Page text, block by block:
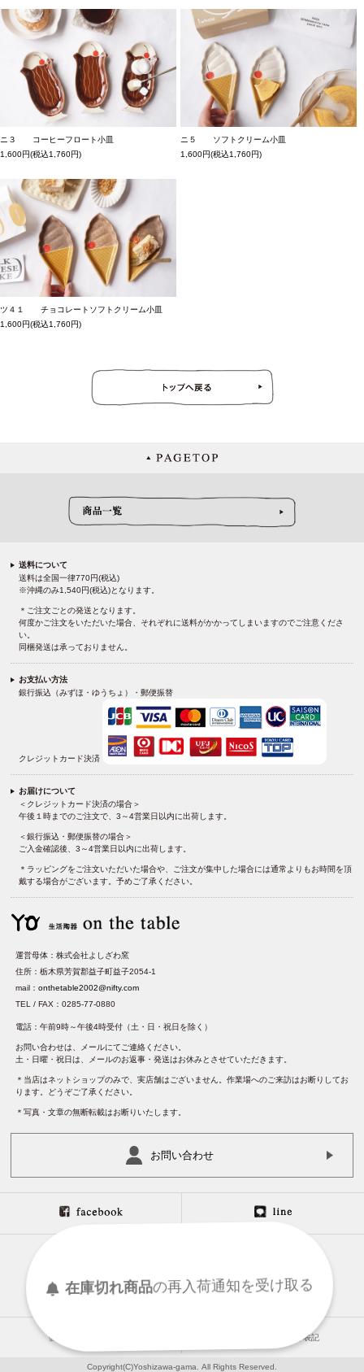
ニ３ コーヒーフロート小皿
1,600円(税込1,760円)
ニ５ ソフトクリーム小皿
1,600円(税込1,760円)
ツ４１ チョコレートソフトクリーム小皿
1,600円(税込1,760円)
送料について
送料は全国一律770円(税込)
※沖縄のみ1,540円(税込)となります。
＊ご注文ごとの発送となります。
何度かご注文をいただいた場合、それぞれに送料がかかってしまいますのでご注意くださ
い。
同梱発送は承っておりません。
お支払い方法
銀行振込（みずほ・ゆうちょ）・郵便振替
クレジットカード決済
お届けについて
＜クレジットカード決済の場合＞
午後１時までのご注文で、3～4営業日以内に出荷します。
＜銀行振込・郵便振替の場合＞
ご入金確認後、3～4営業日以内に出荷します。
＊ラッピングをご注文いただいた場合や、ご注文が集中した場合には通常よりもお時間を頂
戴する場合がございます。予めご了承ください。
運営母体：株式会社よしざわ窯
住所：栃木県芳賀郡益子町益子2054-1
mail：onthetable2002@nifty.com
TEL / FAX：0285-77-0880
電話：午前9時～午後4時受付（土・日・祝日を除く）
お問い合わせは、メールにてご連絡ください。
土・日曜・祝日は、メールのお返事・発送はお休みとさせていただきます。
＊当店はネットショップのみで、実店舗はございません。作業場へのご来訪はお断りしてお
ります。どうぞご了承ください。
＊写真・文章の無断転載はお断りいたします。
お問い合わせ
個人情報保護について 特定商取引法に基づく表記
Copyright(C)Yoshizawa-gama. All Rights Reserved.
在庫切れ商品の再入荷通知を受け取る